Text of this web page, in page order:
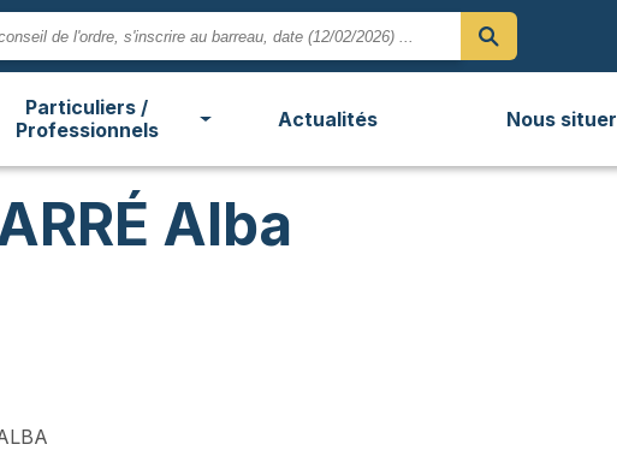
Particuliers /
Professionnels
Actualités Nous situer
Alba